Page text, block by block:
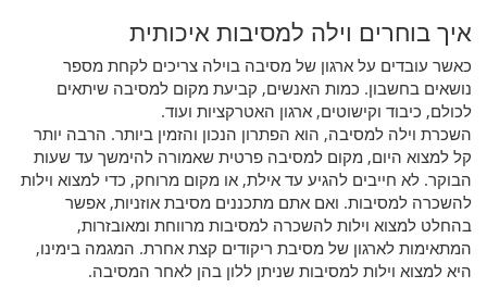
איך בוחרים וילה למסיבות איכותית
כאשר עובדים על ארגון של מסיבה בוילה צריכים לקחת מספר
נושאים בחשבון. כמות האנשים, קביעת מקום למסיבה שיתאים
לכולם, כיבוד וקישוטים, ארגון האטרקציות ועוד.
השכרת וילה למסיבה, הוא הפתרון הנכון והזמין ביותר. הרבה יותר
קל למצוא היום, מקום למסיבה פרטית שאמורה להימשך עד שעות
הבוקר. לא חייבים להגיע עד אילת, או מקום מרוחק, כדי למצוא וילות
להשכרה למסיבות. ואם אתם מתכננים מסיבת אוזניות, אפשר
בהחלט למצוא וילות להשכרה למסיבות מרווחת ומאובזרות,
המתאימות לארגון של מסיבת ריקודים קצת אחרת. המגמה בימינו,
היא למצוא וילות למסיבות שניתן ללון בהן לאחר המסיבה.